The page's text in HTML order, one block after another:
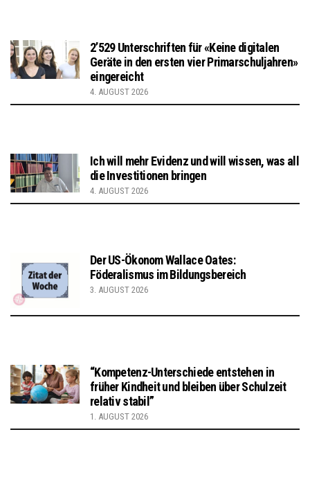
2’529 Unterschriften für «Keine digitalen
Geräte in den ersten vier Primarschuljahren»
eingereicht
4. AUGUST 2026
Ich will mehr Evidenz und will wissen, was all
die Investitionen bringen
4. AUGUST 2026
Der US-Ökonom Wallace Oates:
Föderalismus im Bildungsbereich
3. AUGUST 2026
“Kompetenz-Unterschiede entstehen in
früher Kindheit und bleiben über Schulzeit
relativ stabil”
1. AUGUST 2026